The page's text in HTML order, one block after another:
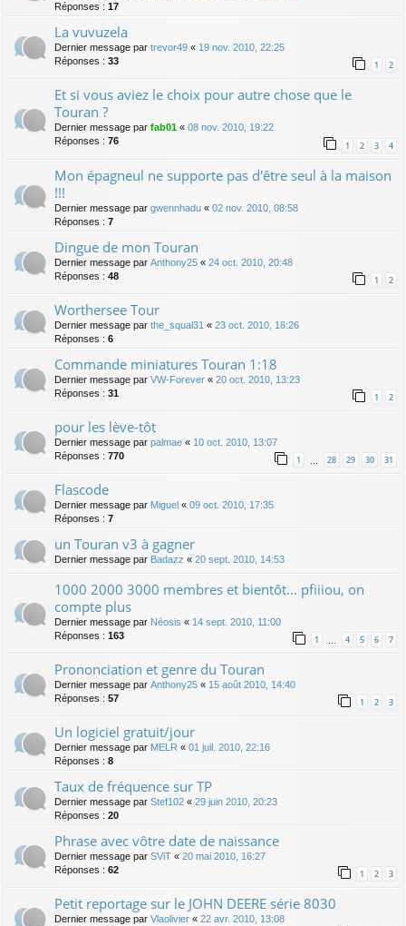
Réponses : 17
La vuvuzela
Dernier message par trevor49 « 19 nov. 2010, 22:25
Réponses : 33 1 2
Et si vous aviez le choix pour autre chose que le
Touran ?
Dernier message par fab01 « 08 nov. 2010, 19:22
Réponses : 76 1 2 3 4
Mon épagneul ne supporte pas d'être seul à la maison
!!!
Dernier message par gwennhadu « 02 nov. 2010, 08:58
Réponses : 7
Dingue de mon Touran
Dernier message par Anthony25 « 24 oct. 2010, 20:48
Réponses : 48 1 2
Worthersee Tour
Dernier message par the_squal31 « 23 oct. 2010, 18:26
Réponses : 6
Commande miniatures Touran 1:18
Dernier message par VW-Forever « 20 oct. 2010, 13:23
Réponses : 31 1 2
pour les lève-tôt
Dernier message par palmae « 10 oct. 2010, 13:07
Réponses : 770 1 28 29 30 31
Flascode
Dernier message par Miguel « 09 oct. 2010, 17:35
Réponses : 7
un Touran v3 à gagner
Dernier message par Badazz « 20 sept. 2010, 14:53
1000 2000 3000 membres et bientôt... pfiiiou, on
compte plus
Dernier message par Néosis « 14 sept. 2010, 11:00
Réponses : 163 1 4 5 6 7
Prononciation et genre du Touran
Dernier message par Anthony25 « 15 août 2010, 14:40
Réponses : 57 1 2 3
Un logiciel gratuit/jour
Dernier message par MELR « 01 juil. 2010, 22:16
Réponses : 8
Taux de fréquence sur TP
Dernier message par Stef102 « 29 juin 2010, 20:23
Réponses : 20
Phrase avec vôtre date de naissance
Dernier message par SViT « 20 mai 2010, 16:27
Réponses : 62 1 2 3
Petit reportage sur le JOHN DEERE série 8030
Dernier message par Vlaolivier « 22 avr. 2010, 13:08